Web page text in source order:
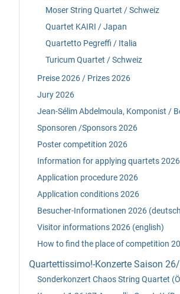
Moser String Quartet / Schweiz
Quartet KAIRI / Japan
Quartetto Pegreffi / Italia
Turicum Quartet / Schweiz
Preise 2026 / Prizes 2026
Jury 2026
Jean-Sélim Abdelmoula, Komponist /
Sponsoren /Sponsors 2026
Poster competition 2026
Information for applying quartets 2026
Application procedure 2026
Application conditions 2026
Besucher-Informationen 2026
Visitor informations 2026 (english)
How to find the place of competition
Quartettissimo!-Konzerte Saison
Sonderkonzert Chaos String Quartet